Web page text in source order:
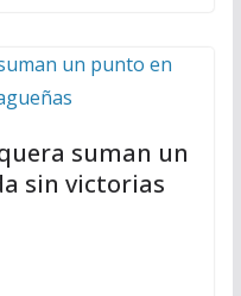
suman un
sin victorias